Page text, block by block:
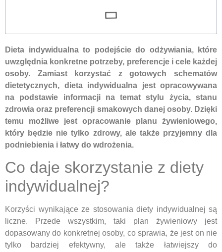
Dieta indywidualna to podejście do odżywiania, które
uwzględnia konkretne potrzeby, preferencje i cele każdej
osoby. Zamiast korzystać z gotowych schematów
dietetycznych, dieta indywidualna jest opracowywana
na podstawie informacji na temat stylu życia, stanu
zdrowia oraz preferencji smakowych danej osoby. Dzięki
temu możliwe jest opracowanie planu żywieniowego,
który będzie nie tylko zdrowy, ale także przyjemny dla
podniebienia i łatwy do wdrożenia.
Co daje skorzystanie z diety
indywidualnej?
Korzyści wynikające ze stosowania diety indywidualnej są
liczne. Przede wszystkim, taki plan żywieniowy jest
dopasowany do konkretnej osoby, co sprawia, że jest on nie
tylko bardziej efektywny, ale także łatwiejszy do